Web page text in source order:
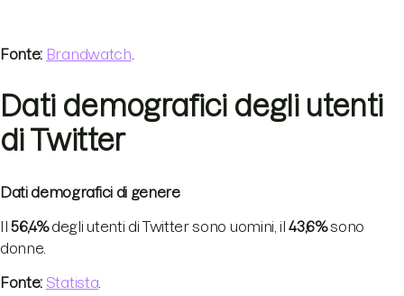
Fonte: Brandwatch
Dati demografici degli utenti
di Twitter
Dati demografici di genere
Il56,4%degli utenti di Twitter sono uomini, il43,6%sono
donne.
Fonte: Statista